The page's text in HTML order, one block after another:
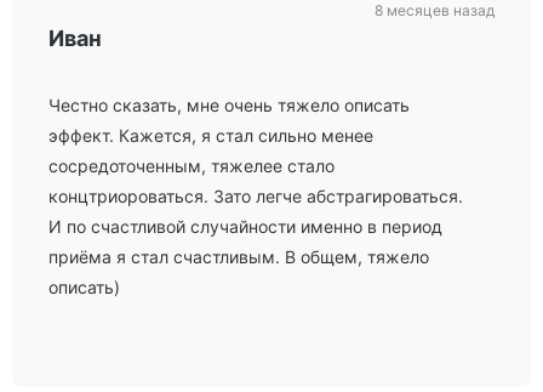
Иван
Честно сказать, мне очень тяжело описать
эффект. Кажется, я стал сильно менее
сосредоточенным, тяжелее стало
концтриороваться. Зато легче абстрагироваться.
И по счастливой случайности именно в период
приёма я стал счастливым. В общем, тяжело
описать)
8 месяцев назад